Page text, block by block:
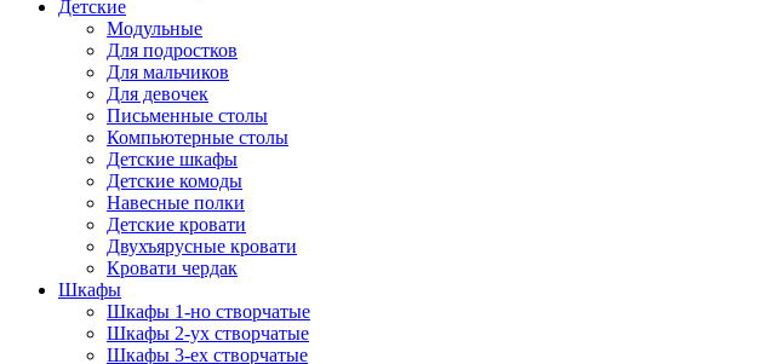
Детские
Модульные
Для подростков
Для мальчиков
Для девочек
Письменные столы
Компьютерные столы
Детские шкафы
Детские комоды
Навесные полки
Детские кровати
Двухъярусные кровати
Кровати чердак
Шкафы
Шкафы 1-но створчатые
Шкафы 2-ух створчатые
Шкафы 3-ех створчатые